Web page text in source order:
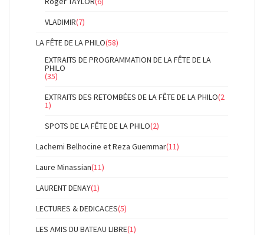
VLADIMIR(7)
LA FÊTE DE LA PHILO(58)
EXTRAITS DE PROGRAMMATION DE LA FÊTE DE LA
PHILO
(35)
EXTRAITS DES RETOMBÉES DE LA FÊTE DE LA PHILO(2
1)
SPOTS DE LA FÊTE DE LA PHILO(2)
Lachemi Belhocine et Reza Guemmar(11)
Laure Minassian(11)
LAURENT DENAY(1)
LECTURES & DEDICACES(5)
LES AMIS DU BATEAU LIBRE(1)